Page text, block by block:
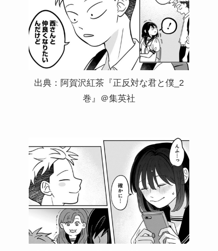
出典：阿賀沢紅茶『正反対な君と僕_2
巻』＠集英社